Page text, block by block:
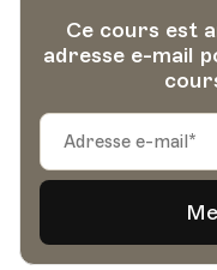
Ce cours est
adresse e-mail